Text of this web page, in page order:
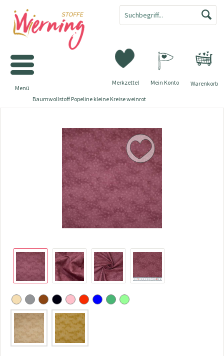
Warenkorb
Merkzettel Mein Konto
Menü
Baumwollstoff Popeline kleine Kreise weinrot